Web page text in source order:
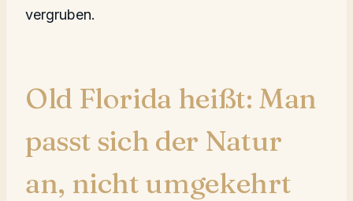
vergruben.
Old Florida heißt: Man
passt sich der Natur
an, nicht umgekehrt